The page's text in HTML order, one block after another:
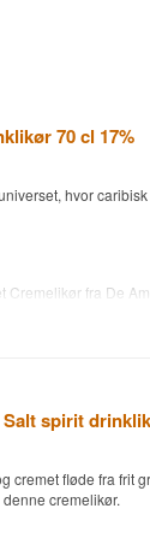
70 cl 17%
hvor
Cremelikør fra De
med sødlig mynte-
spirit
cremet fløde fra frit
cremelikør.